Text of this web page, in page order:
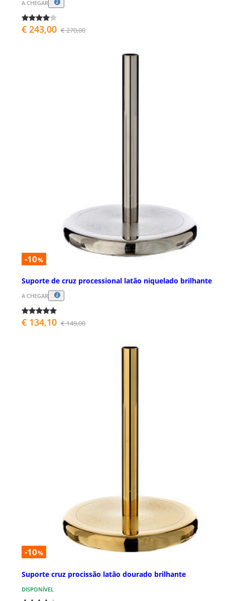
A CHEGAR
€ 243,00 € 270,00
-10%
Suporte de cruz processional latão niquelado brilhante
A CHEGAR
€ 134,10 € 149,00
-10%
Suporte cruz procissão latão dourado brilhante
DISPONÍVEL